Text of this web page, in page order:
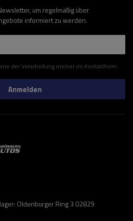
um regelmäßig über
informiert zu werden.
enthaltenen personenbezogenen Daten gemäß der Verordnung (EU) des Europäischen Parlaments und des Rates zu.
Anmelden
Oldenburger Ring 3 02829